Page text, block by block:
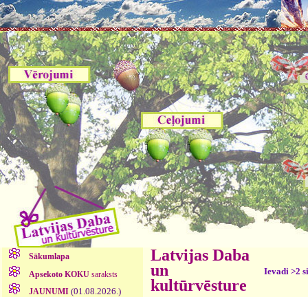
Sākumlapa
Apsekoto KOKUsaraksts
JAUNUMI (01.08.2026.)
Latvijas Daba
un
kultūrvēsture
Ievadi >2